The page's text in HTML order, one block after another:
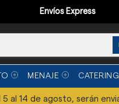
Envíos Express
MENAJE CATERING
al 14 de agosto, serán